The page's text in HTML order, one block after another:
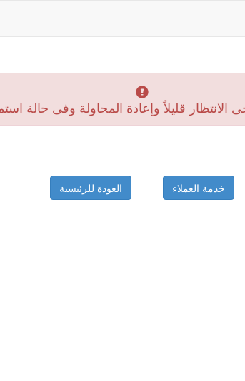
قليلاً وإعادة المحاولة وفى حالة
العودة للرئيسية خدمة العملاء